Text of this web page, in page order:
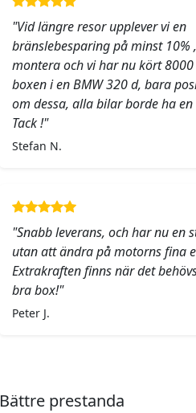
"Vid längre resor upplever vi en
bränslebesparing på minst 10%
montera och vi har nu kört
boxen i en BMW 320 d, bara
om dessa, alla bilar borde ha en
Tack !"
Stefan N.
"Snabb leverans, och har nu en
utan att ändra på motorns fina
Extrakraften finns när det
bra box!"
Peter J.
Bättre prestanda